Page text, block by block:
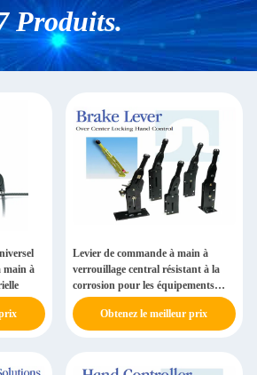
Produits.
main à
Levier de commande à main à
verrouillage central résistant à la
corrosion pour les équipements
industriels
Obtenez le meilleur prix